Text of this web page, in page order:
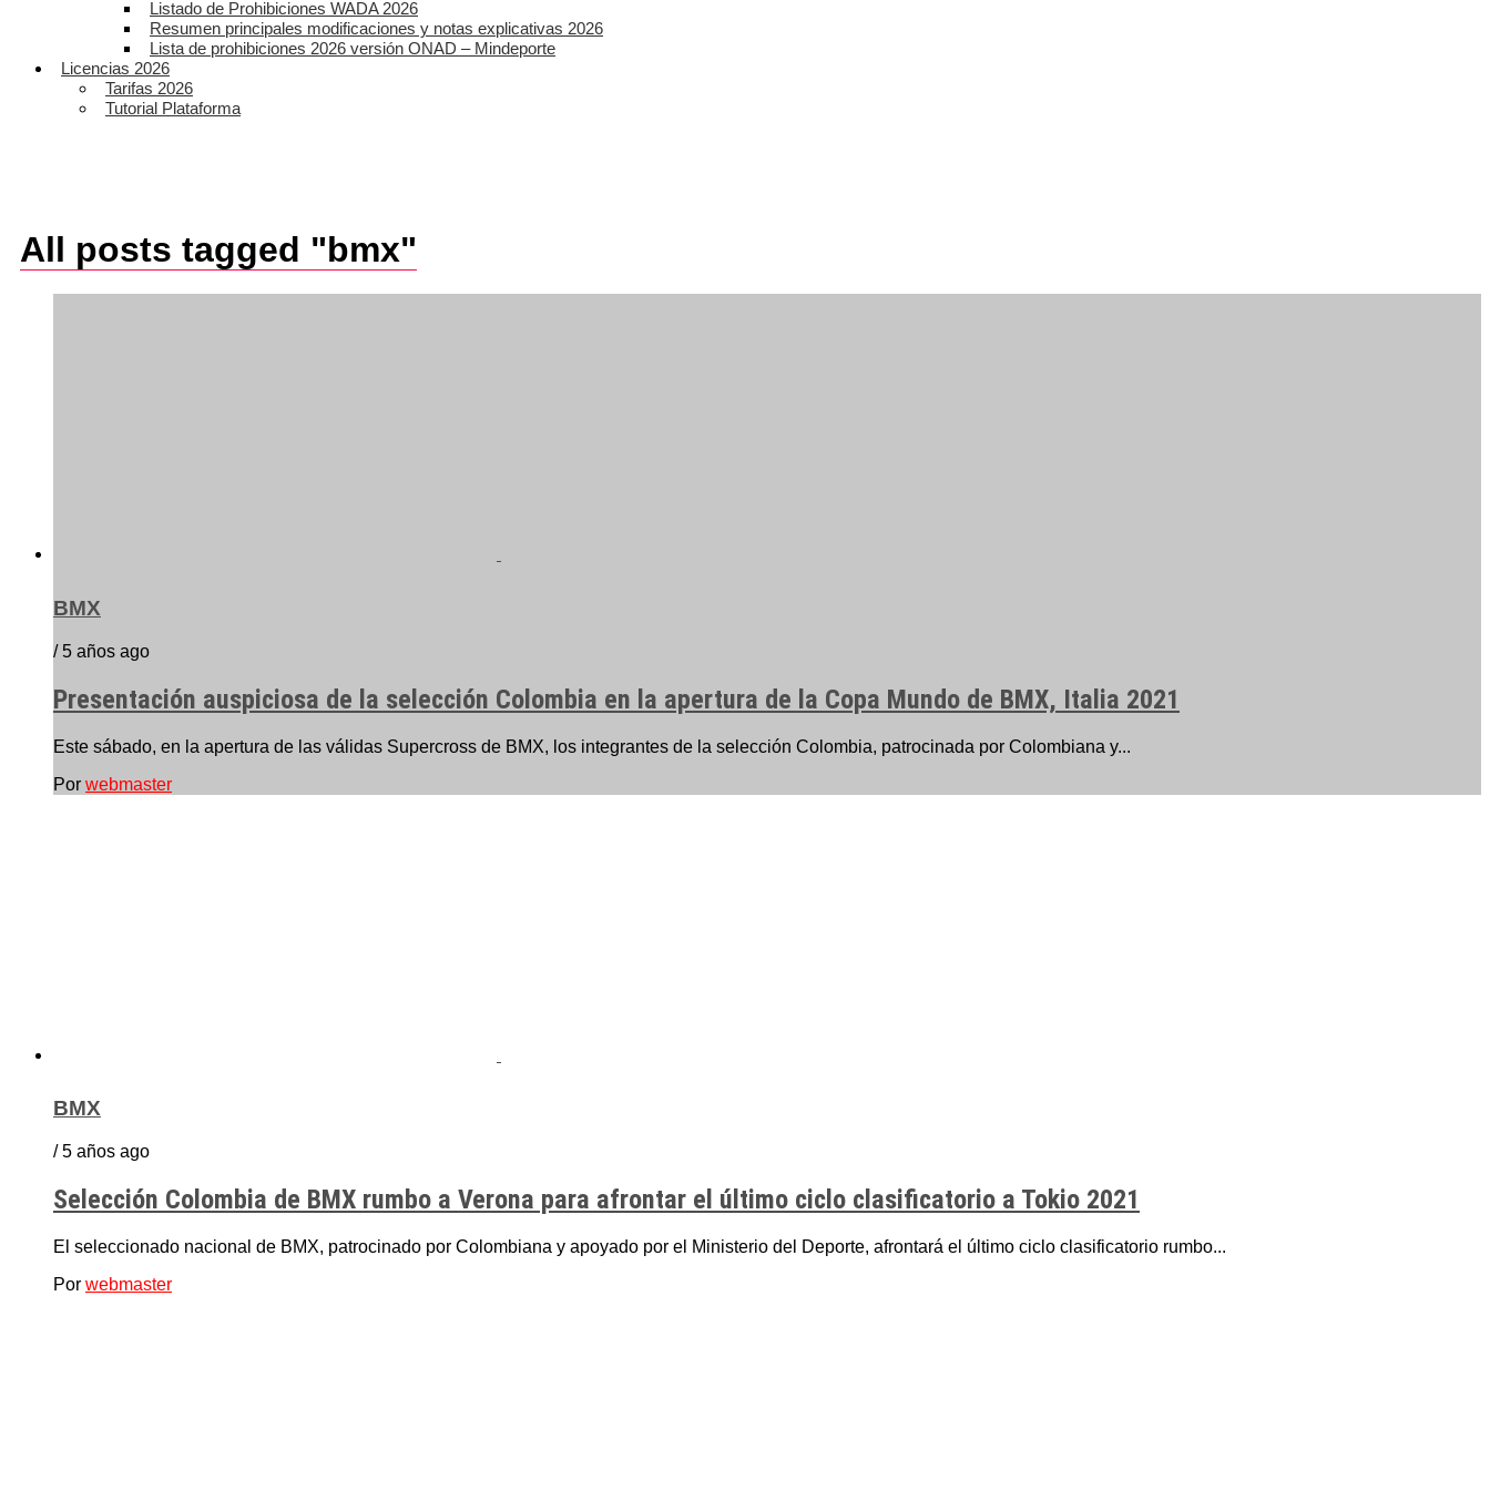
Listado de Prohibiciones WADA 2026
Resumen principales modificaciones y notas explicativas 2026
Lista de prohibiciones 2026 versión ONAD – Mindeporte
Licencias 2026
Tarifas 2026
Tutorial Plataforma
All posts tagged "bmx"
BMX
/ 5 años ago
Presentación auspiciosa de la selección Colombia en la apertura de la Copa Mundo de BMX, Italia 2021
Este sábado, en la apertura de las válidas Supercross de BMX, los integrantes de la selección Colombia, patrocinada por Colombiana y...
Por webmaster
BMX
/ 5 años ago
Selección Colombia de BMX rumbo a Verona para afrontar el último ciclo clasificatorio a Tokio 2021
El seleccionado nacional de BMX, patrocinado por Colombiana y apoyado por el Ministerio del Deporte, afrontará el último ciclo clasificatorio rumbo...
Por webmaster